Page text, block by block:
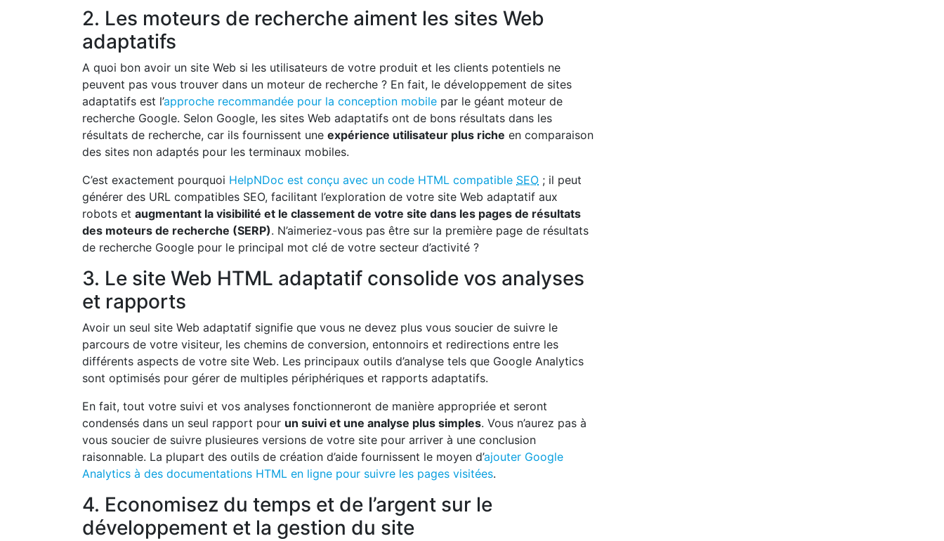
2. Les moteurs de recherche aiment les sites Web
adaptatifs
A quoi bon avoir un site Web si les utilisateurs de votre produit et les clients potentiels ne
peuvent pas vous trouver dans un moteur de recherche ? En fait, le développement de sites
adaptatifs est l’approche recommandée pour la conception mobile par le géant moteur de
recherche Google. Selon Google, les sites Web adaptatifs ont de bons résultats dans les
résultats de recherche, car ils fournissent une expérience utilisateur plus riche en comparaison
des sites non adaptés pour les terminaux mobiles.
C’est exactement pourquoi HelpNDoc est conçu avec un code HTML compatible SEO ; il peut
générer des URL compatibles SEO, facilitant l’exploration de votre site Web adaptatif aux
robots et augmentant la visibilité et le classement de votre site dans les pages de résultats
des moteurs de recherche (SERP). N’aimeriez-vous pas être sur la première page de résultats
de recherche Google pour le principal mot clé de votre secteur d’activité ?
3. Le site Web HTML adaptatif consolide vos analyses
et rapports
Avoir un seul site Web adaptatif signifie que vous ne devez plus vous soucier de suivre le
parcours de votre visiteur, les chemins de conversion, entonnoirs et redirections entre les
différents aspects de votre site Web. Les principaux outils d’analyse tels que Google Analytics
sont optimisés pour gérer de multiples périphériques et rapports adaptatifs.
En fait, tout votre suivi et vos analyses fonctionneront de manière appropriée et seront
condensés dans un seul rapport pour un suivi et une analyse plus simples. Vous n’aurez pas à
vous soucier de suivre plusieures versions de votre site pour arriver à une conclusion
raisonnable. La plupart des outils de création d’aide fournissent le moyen d’ajouter Google
Analytics à des documentations HTML en ligne pour suivre les pages visitées.
4. Economisez du temps et de l’argent sur le
développement et la gestion du site